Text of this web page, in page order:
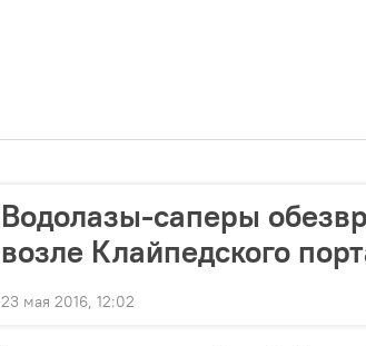
Водолазы-саперы
возле Клайпедского
23 мая 2016, 12:02